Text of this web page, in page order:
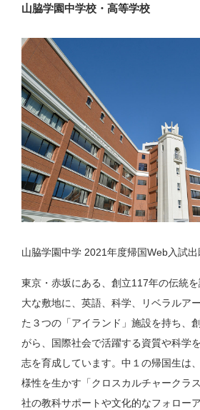
山脇学園中学校・高等学校
山脇学園中学 2021年度帰国Web入試出
東京・赤坂にある、創立117年の伝統
大な敷地に、英語、科学、リベラルア
た３つの「アイランド」施設を持ち、
がら、国際社会で活躍する資質や科学
志を育成しています。中１の帰国生は
様性を生かす「クロスカルチャークラ
社の教科サポートや文化的なフォロー